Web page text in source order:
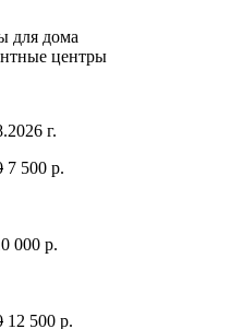
для дома
центры
г.
7 500 р.
000 р.
12 500 р.